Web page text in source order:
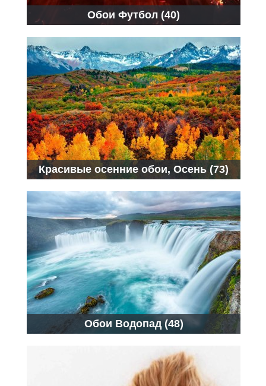
Обои Футбол (40)
Красивые осенние обои, Осень (73)
Обои Водопад (48)